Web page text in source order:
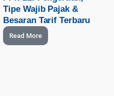
Tipe Wajib Pajak &
Besaran Tarif Terbaru
Read More